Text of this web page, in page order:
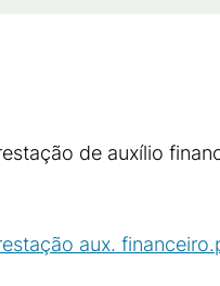
de auxílio
aux.